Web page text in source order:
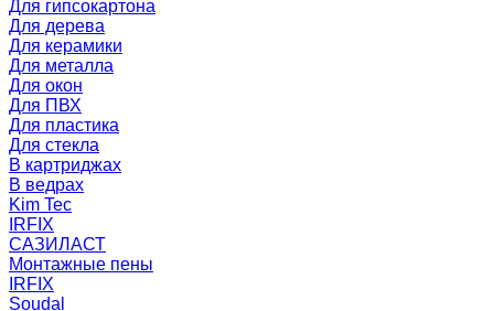
Для гипсокартона
Для дерева
Для керамики
Для металла
Для окон
Для ПВХ
Для пластика
Для стекла
В картриджах
В ведрах
Kim Tec
IRFIX
САЗИЛАСТ
Монтажные пены
IRFIX
Soudal